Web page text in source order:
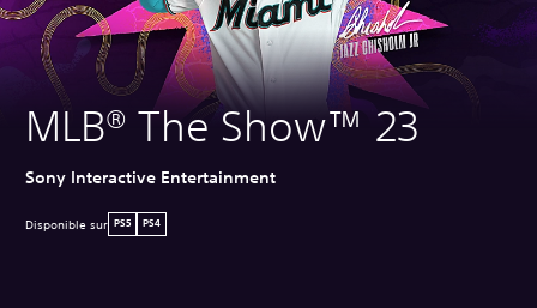
MLB® The Show™ 23
Sony Interactive Entertainment
Disponible sur PS5 PS4